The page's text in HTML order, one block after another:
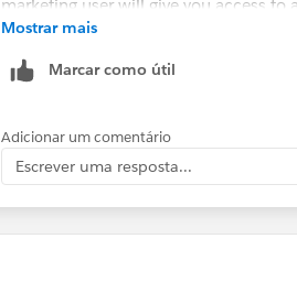
For commerce there isn't any sort of
Mostrar mais
Marcar como útil
Adicionar um comentário
Escrever uma resposta...